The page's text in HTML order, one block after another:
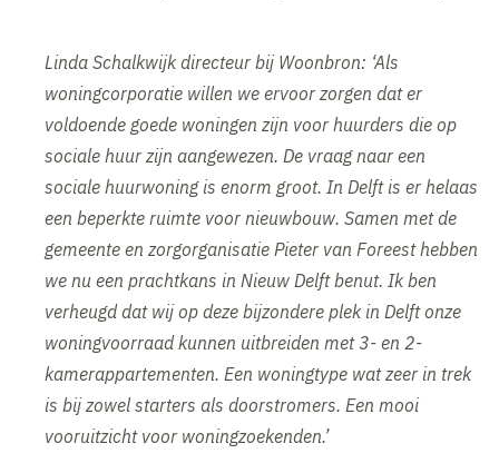
Linda Schalkwijk directeur bij Woonbron: ‘Als
woningcorporatie willen we ervoor zorgen dat er
voldoende goede woningen zijn voor huurders die op
sociale huur zijn aangewezen. De vraag naar een
sociale huurwoning is enorm groot. In Delft is er helaas
een beperkte ruimte voor nieuwbouw. Samen met de
gemeente en zorgorganisatie Pieter van Foreest hebben
we nu een prachtkans in Nieuw Delft benut. Ik ben
verheugd dat wij op deze bijzondere plek in Delft onze
woningvoorraad kunnen uitbreiden met 3- en 2-
kamerappartementen. Een woningtype wat zeer in trek
is bij zowel starters als doorstromers. Een mooi
vooruitzicht voor woningzoekenden.’